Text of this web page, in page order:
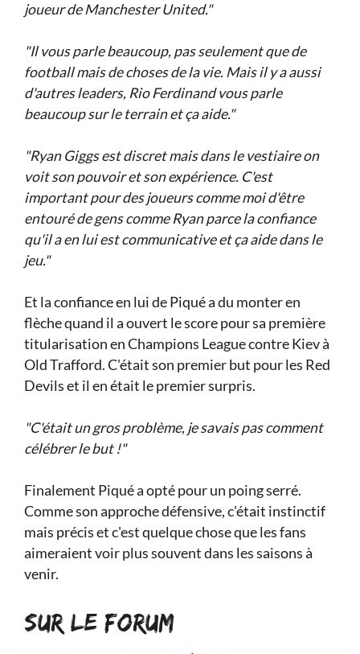
joueur de Manchester United."
"Il vous parle beaucoup, pas seulement que de
football mais de choses de la vie. Mais il y a aussi
d'autres leaders, Rio Ferdinand vous parle
beaucoup sur le terrain et ça aide."
"Ryan Giggs est discret mais dans le vestiaire on
voit son pouvoir et son expérience. C'est
important pour des joueurs comme moi d'être
entouré de gens comme Ryan parce la confiance
qu'il a en lui est communicative et ça aide dans le
jeu."
Et la confiance en lui de Piqué a du monter en
flèche quand il a ouvert le score pour sa première
titularisation en Champions League contre Kiev à
Old Trafford. C'était son premier but pour les Red
Devils et il en était le premier surpris.
"C'était un gros problème, je savais pas comment
célébrer le but !"
Finalement Piqué a opté pour un poing serré.
Comme son approche défensive, c'était instinctif
mais précis et c'est quelque chose que les fans
aimeraient voir plus souvent dans les saisons à
venir.
SUR LE FORUM